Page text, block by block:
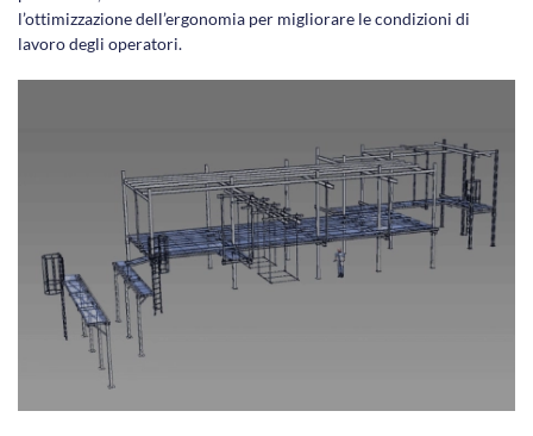
l’ottimizzazione dell’ergonomia per migliorare le condizioni di
lavoro degli operatori.